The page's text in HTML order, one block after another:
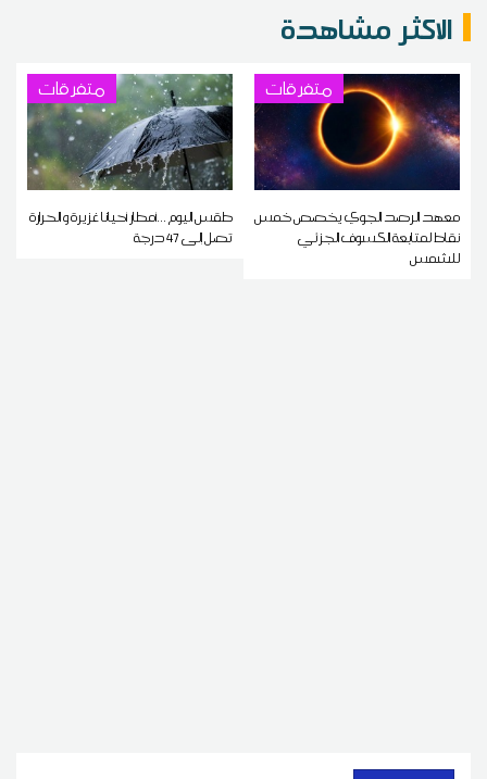
الاكثر مشاهدة
متفرقات
معهد الرصد الجوي يخصص خمس
نقاط لمتابعة الكسوف الجزئي
للشمس
متفرقات
طقس اليوم ...أمطار أحيانا غزيرة و الحرارة
تصل إلى 47 درجة